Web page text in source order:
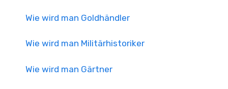
Wie wird man Goldhändler
Wie wird man Militärhistoriker
Wie wird man Gärtner